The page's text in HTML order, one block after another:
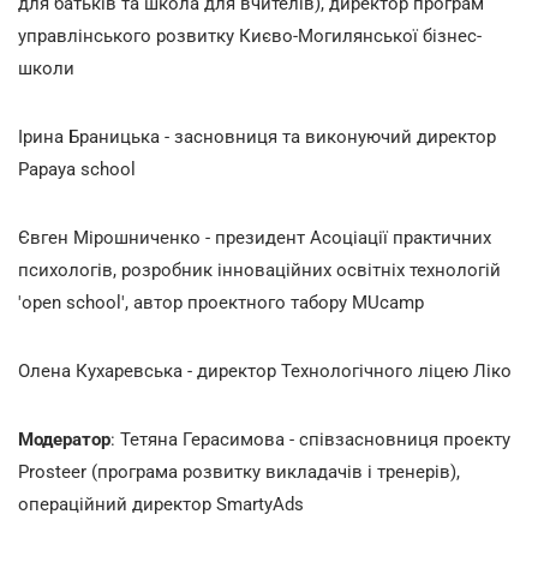
управлінського розвитку Києво-Могилянської бізнес-
школи
Ірина Браницька - засновниця та виконуючий директор
Papaya school
Євген Мірошниченко - президент Асоціації практичних
психологів, розробник інноваційних освітніх технологій
'open school', автор проектного табору MUcamp
Олена Кухаревська - директор Технологічного ліцею Ліко
Модератор: Тетяна Герасимова - співзасновниця проекту
Prosteer (програма розвитку викладачів і тренерів),
операційний директор SmartyAds